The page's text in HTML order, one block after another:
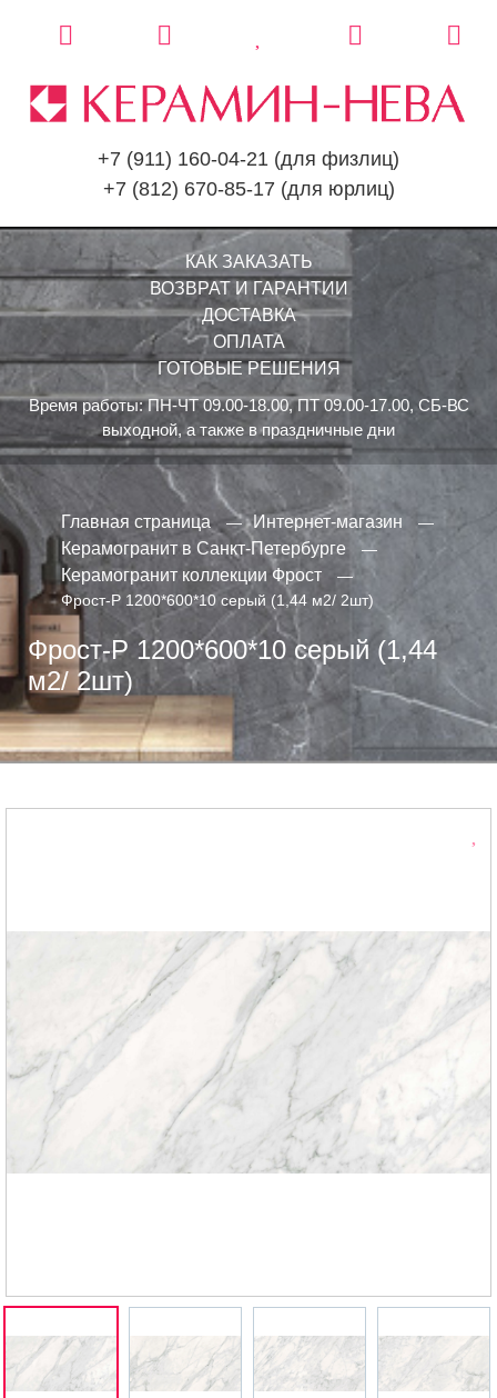
+7 (911) 160-04-21 (для физлиц)
+7 (812) 670-85-17 (для юрлиц)
КАК ЗАКАЗАТЬ
ВОЗВРАТ И ГАРАНТИИ
ДОСТАВКА
ОПЛАТА
ГОТОВЫЕ РЕШЕНИЯ
Время работы: ПН-ЧТ 09.00-18.00, ПТ 09.00-17.00, СБ-ВС
выходной, а также в праздничные дни
Главная страница
Интернет-магазин
Керамогранит в Санкт-Петербурге
Керамогранит коллекции Фрост
Фрост-Р 1200*600*10 серый (1,44 м2/ 2шт)
Фрост-Р 1200*600*10 серый (1,44
м2/ 2шт)